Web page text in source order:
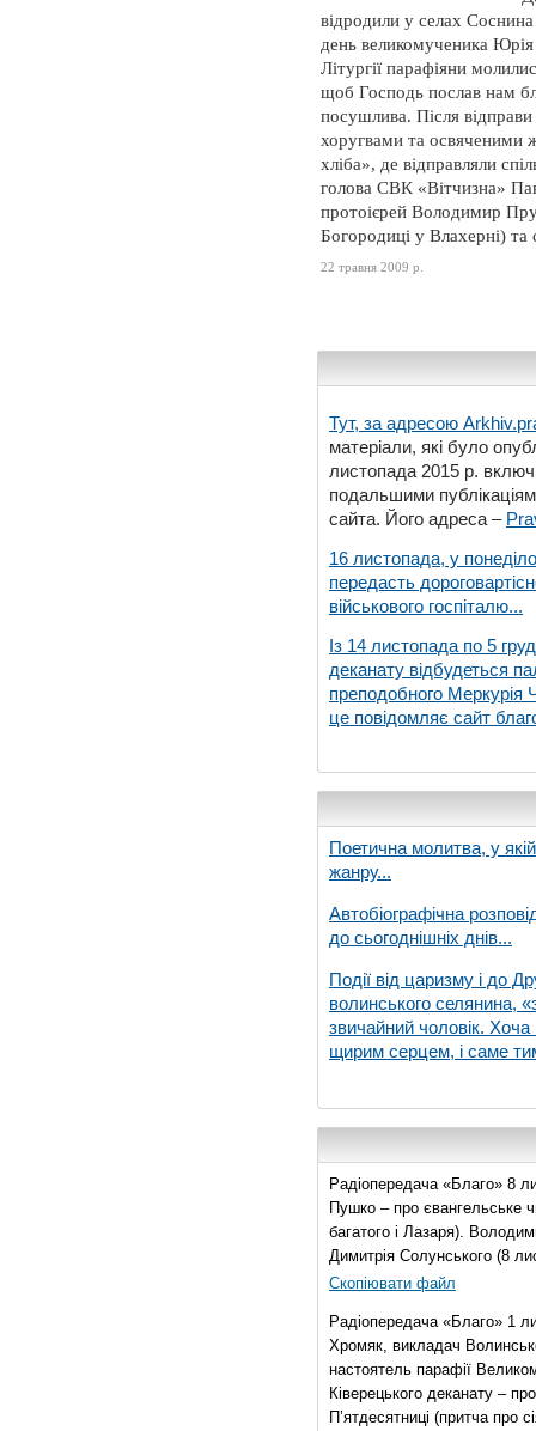
відродили у селах
день великомученика
Літургії парафіяни
щоб Господь послав нам
посушлива. Після
хоругвами та освяченими
хліба», де відправляли
голова СВК «Вітчизна»
протоієрей Володимир
Богородиці у Влахерні)
22 травня 2009 р.
Тут, за адресою
матеріали, які було
листопада 2015 р.
подальшими
сайта. Його адреса –
16 листопада, у
передасть
військового госпіталю...
Із 14 листопада по 5
деканату відбудеться
преподобного Меркурія
це повідомляє сайт
Поетична молитва, у
жанру...
Автобіографічна
до сьогоднішніх днів...
Події від царизму і до
волинського селянина,
звичайний чоловік. Хоча
щирим серцем, і саме
Радіопередача «Благо» 8
Пушко – про євангельське
багатого і Лазаря).
Димитрія Солунського (8
Скопіювати файл
Радіопередача «Благо» 1
Хромяк, викладач
настоятель парафії
Ківерецького деканату –
П’ятдесятниці (притча про